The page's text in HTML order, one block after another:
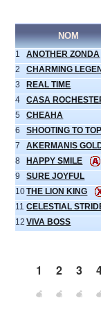
NOM
1 ANOTHER ZONDA
2
CHARMING
3
REAL TIME
4
CASA
5
CHEAHA
6
SHOOTING TO TOP
7
AKERMANIS
8
HAPPY SMILE
9
SURE JOYFUL
10THE LION KING
11 CELESTIAL
12 VIVA BOSS
1 2 3